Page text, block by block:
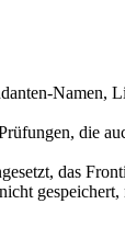
die
das